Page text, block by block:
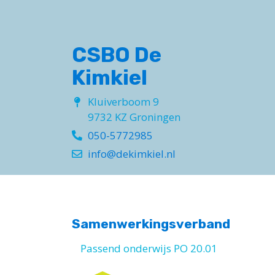
CSBO De
Kimkiel
Kluiverboom 9
9732 KZ Groningen
050-5772985
info@dekimkiel.nl
Samenwerkingsverband
Passend onderwijs PO 20.01